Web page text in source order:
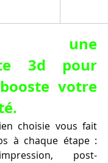
une
3d pour
votre
choisie vous fait
à chaque étape :
post-